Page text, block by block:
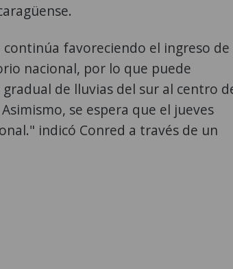
favoreciendo el ingreso de
nacional, por lo que puede
de lluvias del sur al centro
se espera que el jueves
indicó Conred a través de un